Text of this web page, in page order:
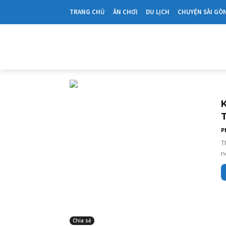
TRANG CHỦ ĂN CHƠI DU LỊCH CHUYỆN SÀI
Chia sẻ